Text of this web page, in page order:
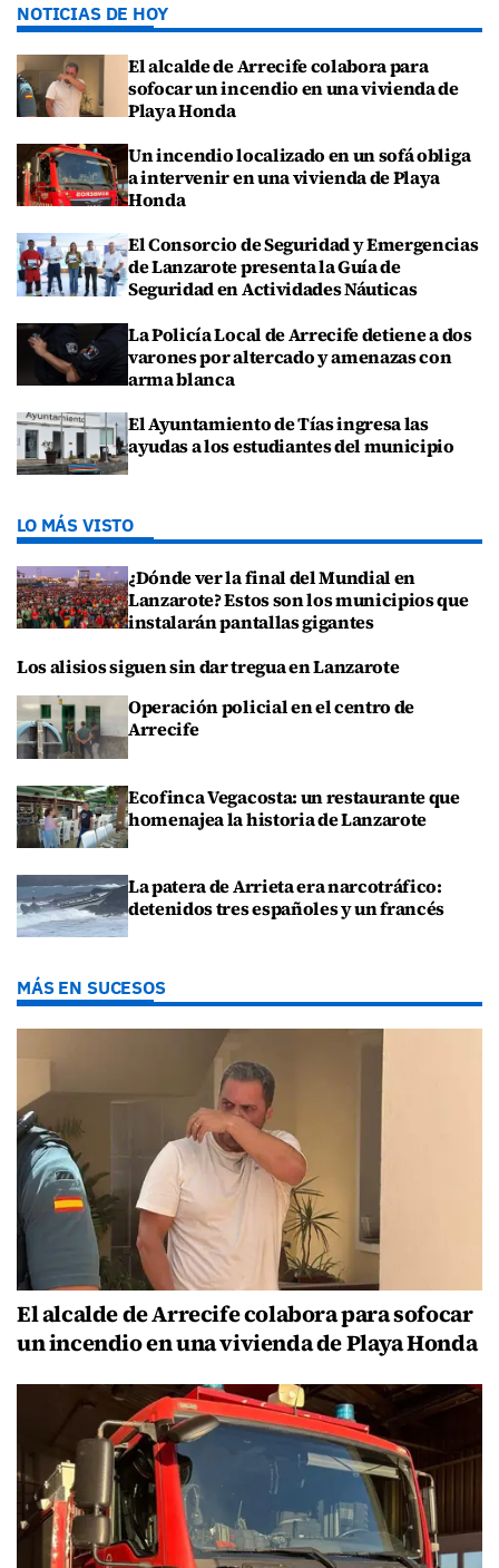
NOTICIAS DE HOY
El alcalde de Arrecife colabora para
sofocar un incendio en una vivienda de
Playa Honda
Un incendio localizado en un sofá obliga
a intervenir en una vivienda de Playa
Honda
El Consorcio de Seguridad y Emergencias
de Lanzarote presenta la Guía de
Seguridad en Actividades Náuticas
La Policía Local de Arrecife detiene a dos
varones por altercado y amenazas con
arma blanca
El Ayuntamiento de Tías ingresa las
ayudas a los estudiantes del municipio
LO MÁS VISTO
¿Dónde ver la final del Mundial en
Lanzarote? Estos son los municipios que
instalarán pantallas gigantes
Los alisios siguen sin dar tregua en Lanzarote
Operación policial en el centro de
Arrecife
Ecofinca Vegacosta: un restaurante que
homenajea la historia de Lanzarote
La patera de Arrieta era narcotráfico:
detenidos tres españoles y un francés
MÁS EN SUCESOS
El alcalde de Arrecife colabora para sofocar
un incendio en una vivienda de Playa Honda